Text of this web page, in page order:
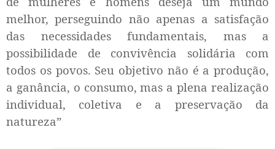
melhor, perseguindo não apenas a satisfação
das necessidades fundamentais, mas a
possibilidade de convivência solidária com
todos os povos. Seu objetivo não é a produção,
a ganância, o consumo, mas a plena realização
individual, coletiva e a preservação da
natureza”